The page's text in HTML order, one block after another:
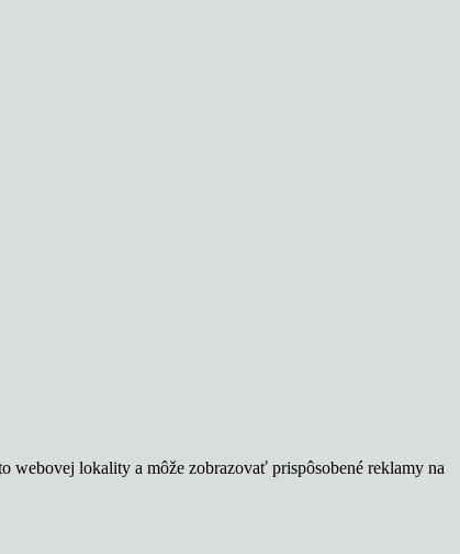
webovej lokality a môže zobrazovať prispôsobené reklamy na